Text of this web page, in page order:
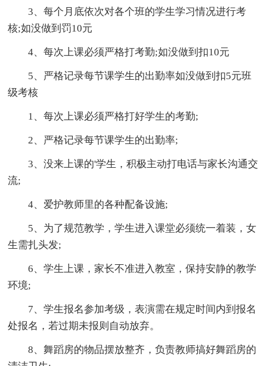
3、每个月底依次对各个班的学生学习情况进行考
核;如没做到罚10元
4、每次上课必须严格打考勤;如没做到扣10元
5、严格记录每节课学生的出勤率如没做到扣5元班
级考核
1、每次上课必须严格打好学生的考勤;
2、严格记录每节课学生的出勤率;
3、没来上课的'学生，积极主动打电话与家长沟通交
流;
4、爱护教师里的各种配备设施;
5、为了规范教学，学生进入课堂必须统一着装，女
生需扎头发;
6、学生上课，家长不准进入教室，保持安静的教学
环境;
7、学生报名参加考级，表演需在规定时间内到报名
处报名，若过期未报则自动放弃。
8、舞蹈房的物品摆放整齐，负责教师搞好舞蹈房的